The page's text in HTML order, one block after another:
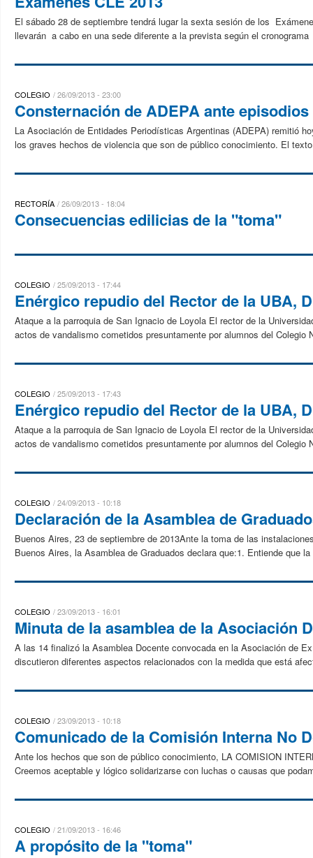
El sábado 28 de septiembre tendrá lugar la sexta sesión de los
llevarán a cabo en una sede diferente a la prevista según el cronograma
COLEGIO 26/09/2013 - 23:00
Consternación de ADEPA ante
La Asociación de Entidades Periodísticas Argentinas (ADEPA) remitió
los graves hechos de violencia que son de público conocimiento. El
RECTORÍA 26/09/2013 - 18:04
Consecuencias edilicias de la "toma"
COLEGIO 25/09/2013 - 17:44
Enérgico repudio del Rector de la UBA,
Ataque a la parroquia de San Ignacio de Loyola El rector de la
actos de vandalismo cometidos presuntamente por alumnos del Colegio
COLEGIO 25/09/2013 - 17:43
Enérgico repudio del Rector de la UBA,
Ataque a la parroquia de San Ignacio de Loyola El rector de la
actos de vandalismo cometidos presuntamente por alumnos del Colegio
COLEGIO 24/09/2013 - 10:18
Declaración de la Asamblea de
Buenos Aires, 23 de septiembre de 2013Ante la toma de las
Buenos Aires, la Asamblea de Graduados declara que:1. Entiende que
COLEGIO 23/09/2013 - 16:01
Minuta de la asamblea de la Asociación
A las 14 finalizó la Asamblea Docente convocada en la Asociación de
discutieron diferentes aspectos relacionados con la medida que está
COLEGIO 23/09/2013 - 10:18
Comunicado de la Comisión Interna No
Ante los hechos que son de público conocimiento, LA COMISION
Creemos aceptable y lógico solidarizarse con luchas o causas que
COLEGIO 21/09/2013 - 16:46
A propósito de la "toma"